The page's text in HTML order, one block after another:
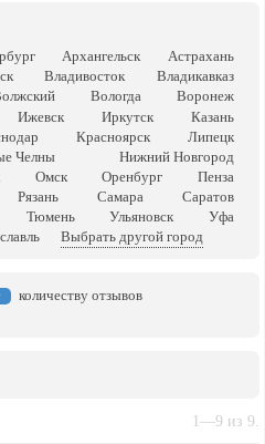
Архангельск
Астрахань
Владивосток
Владикавказ
Вологда
Воронеж
Ижевск Иркутск
Казань
Красноярск
Липецк
Челны
Нижний Новгород
Омск Оренбург
Пенза
Рязань Самара
Саратов
Тюмень Ульяновск
Уфа
Выбрать другой город
количеству отзывов
1—9 из 9.